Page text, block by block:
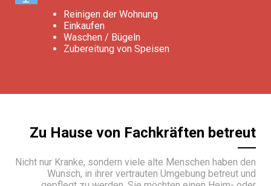
Reinigen der Wohnung
Einkaufen
Waschen / Bügeln
Zubereitung von Speisen
Zu Hause von Fachkräften betreut
Nicht nur Kranke, sondern viele alte Menschen haben den
Wunsch, in ihrer vertrauten Umgebung betreut und